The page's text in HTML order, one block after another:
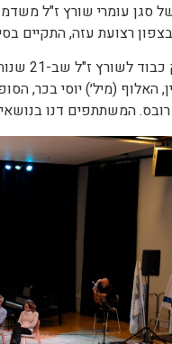
סגן עומרי שורץ ז"ל
רצועת עזה, התקיים
קהל רב
האלוף (מיל׳) יוסי בכר,
רובס. המשתתפים דנו